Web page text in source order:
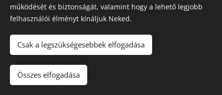
© 2026 Nagyfólia Kft. Minden jog fenntartva
Sütik
működését és biztonságát, valamint hogy a lehető legjobb
felhasználói élményt kínáljuk Neked.
Csak a legszükségesebbek elfogadása
Összes elfogadása